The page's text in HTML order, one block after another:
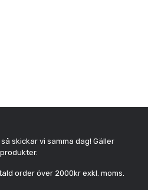
skickar vi samma dag! Gäller
order över 2000kr exkl. moms.